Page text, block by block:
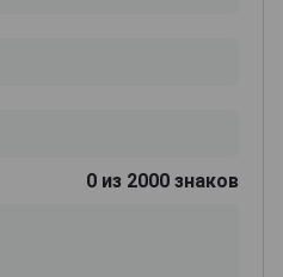
0 из 2000 знаков